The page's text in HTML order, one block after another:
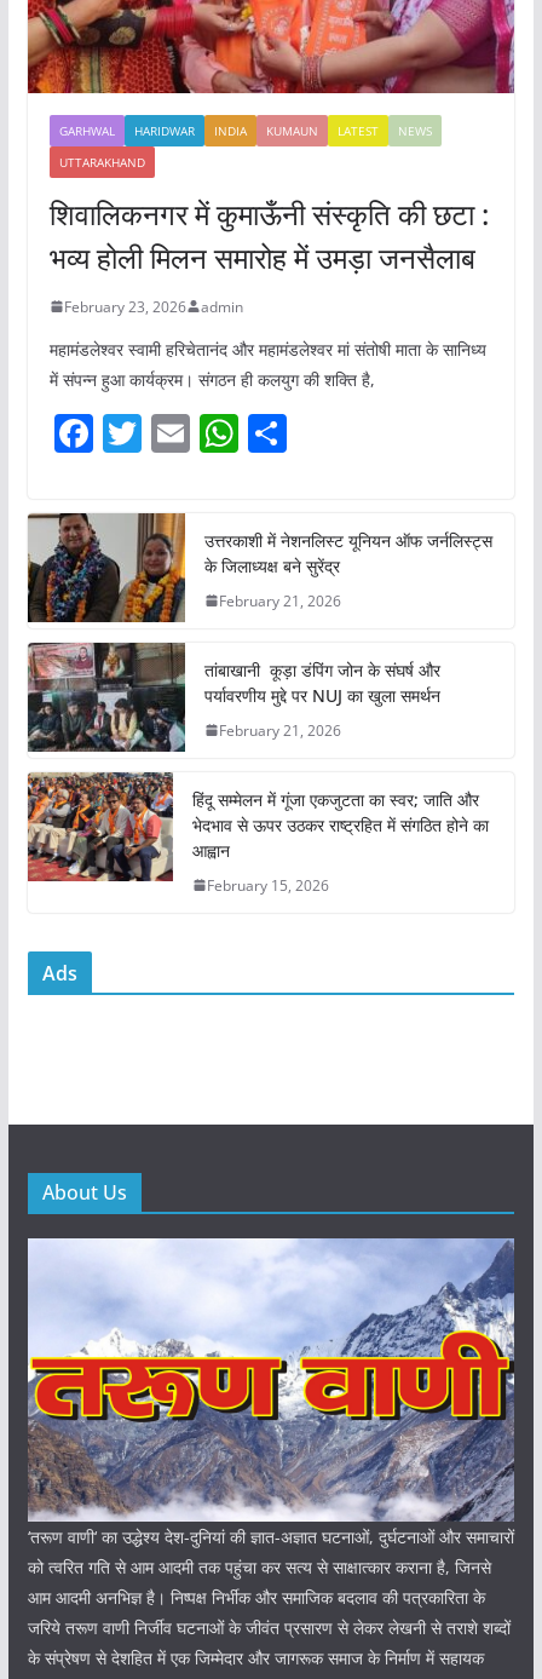
GARHWAL HARIDWAR INDIA KUMAUN LATEST
NEWS
UTTARAKHAND
शिवालिकनगर में कुमाऊँनी संस्कृति की छटा :
भव्य होली मिलन समारोह में उमड़ा जनसैलाब
February 23, 2026 admin
महामंडलेश्वर स्वामी हरिचेतानंद और महामंडलेश्वर मां संतोषी माता के सानिध्य
में संपन्न हुआ कार्यक्रम। संगठन ही कलयुग की शक्ति है,
F
a
c
e
b
o
o
k
T
w
itt
er
E
m
W
h
s
A
p
S
e
उत्तरकाशी में नेशनलिस्ट यूनियन ऑफ जर्नलिस्ट्स
के जिलाध्यक्ष बने सुरेंद्र
February 21, 2026
तांबाखानी कूड़ा डंपिंग जोन के संघर्ष और
पर्यावरणीय मुद्दे पर NUJ का खुला समर्थन
February 21, 2026
हिंदू सम्मेलन में गूंजा एकजुटता का स्वर; जाति और
भेदभाव से ऊपर उठकर राष्ट्रहित में संगठित होने का
आह्वान
February 15, 2026
Ads
About Us
‘तरूण वाणी‘ का उद्धेश्य देश-दुनियां की ज्ञात-अज्ञात घटनाओं, दुर्घटनाओं और समाचारों
को त्वरित गति से आम आदमी तक पहुंचा कर सत्य से साक्षात्कार कराना है, जिनसे
आम आदमी अनभिज्ञ है। निष्पक्ष निर्भीक और समाजिक बदलाव की पत्रकारिता के
जरिये तरूण वाणी निर्जीव घटनाओं के जीवंत प्रसारण से लेकर लेखनी से तराशे शब्दों
के संप्रेषण से देशहित में एक जिम्मेदार और जागरूक समाज के निर्माण में सहायक